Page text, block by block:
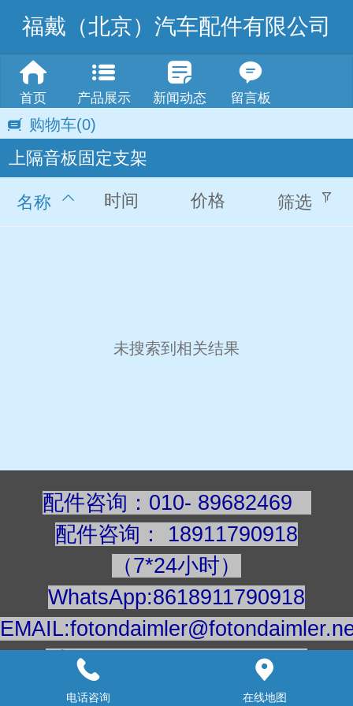
福戴（北京）汽车配件有限公司
首页 产品展示 新闻动态 留言板
购物车(0)
上隔音板固定支架
名称 时间 价格 筛选
未搜索到相关结果
配件咨询：010- 89682469
配件咨询 ： 18911790918
（7*24小时）
WhatsApp:8618911790918
手机/微信：18911790918
建议用电脑浏览更清楚
电话咨询 在线地图